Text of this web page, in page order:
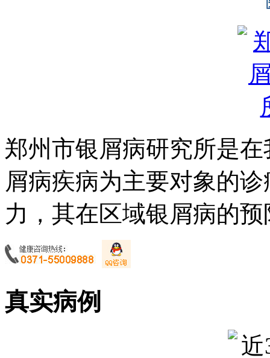
郑州市银屑病研究所是
屑病疾病为主要对象的
力，其在区域银屑病的
真实病例